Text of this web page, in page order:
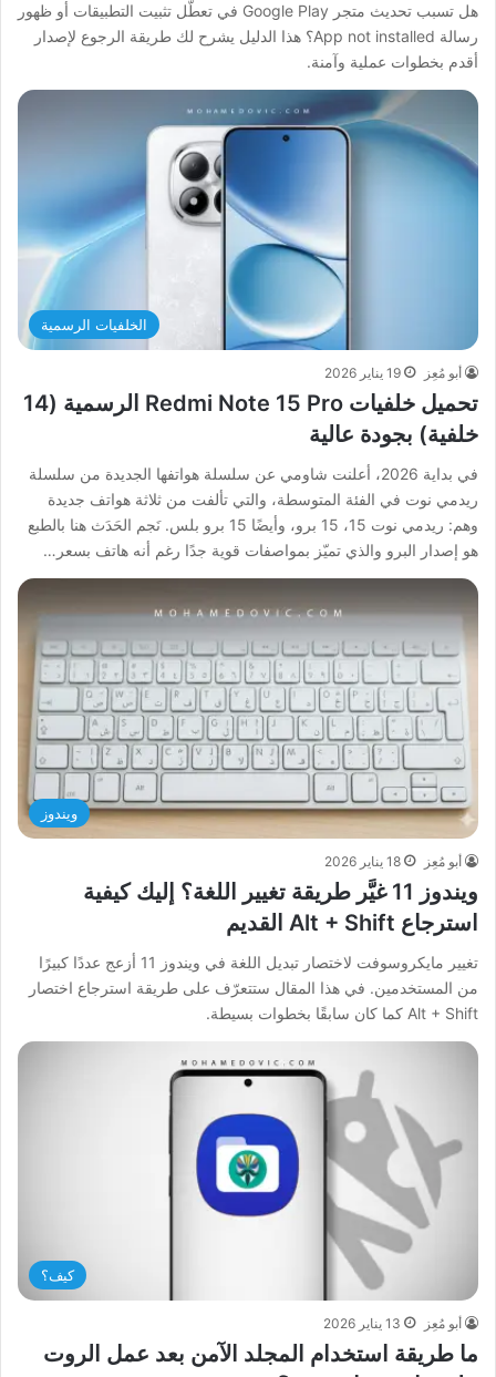
هل تسبب تحديث متجر Google Play في تعطّل تثبيت التطبيقات أو ظهور
رسالة App not installed؟ هذا الدليل يشرح لك طريقة الرجوع لإصدار
أقدم بخطوات عملية وآمنة.
الخلفيات الرسمية
أبو مُعِز 19 يناير 2026
تحميل خلفيات Redmi Note 15 Pro الرسمية (14
خلفية) بجودة عالية
في بداية 2026، أعلنت شاومي عن سلسلة هواتفها الجديدة من سلسلة
ريدمي نوت في الفئة المتوسطة، والتي تألفت من ثلاثة هواتف جديدة
وهم: ريدمي نوت 15، 15 برو، وأيضًا 15 برو بلس. نَجم الحَدَث هنا بالطبع
هو إصدار البرو والذي تميّز بمواصفات قوية جدًا رغم أنه هاتف بسعر…
ويندوز
أبو مُعِز 18 يناير 2026
ويندوز 11 غيَّر طريقة تغيير اللغة؟ إليك كيفية
استرجاع Alt + Shift القديم
تغيير مايكروسوفت لاختصار تبديل اللغة في ويندوز 11 أزعج عددًا كبيرًا
من المستخدمين. في هذا المقال ستتعرّف على طريقة استرجاع اختصار
Alt + Shift كما كان سابقًا بخطوات بسيطة.
كيف؟
أبو مُعِز 13 يناير 2026
ما طريقة استخدام المجلد الآمن بعد عمل الروت